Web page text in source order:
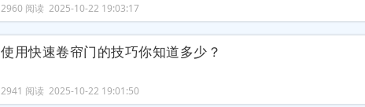
2960 阅读 2025-10-22 19:03:17
使用快速卷帘门的技巧你知道多少？
2941 阅读 2025-10-22 19:01:50